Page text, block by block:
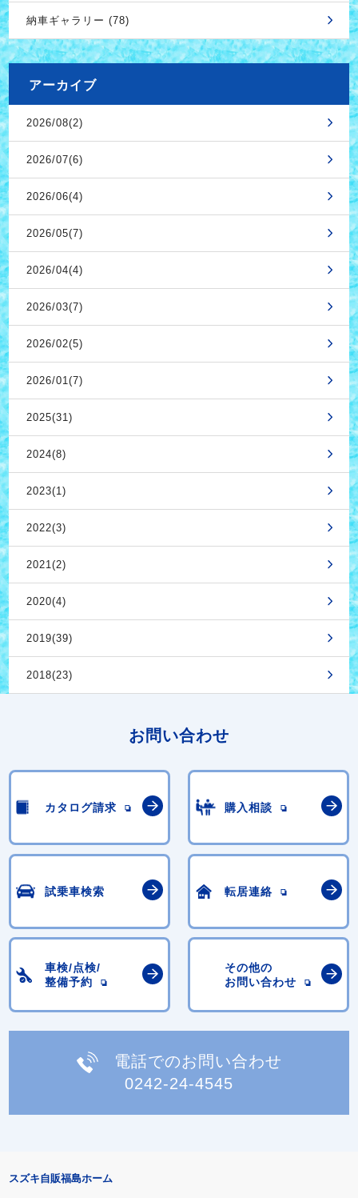
納車ギャラリー (78)
アーカイブ
2026/08(2)
2026/07(6)
2026/06(4)
2026/05(7)
2026/04(4)
2026/03(7)
2026/02(5)
2026/01(7)
2025(31)
2024(8)
2023(1)
2022(3)
2021(2)
2020(4)
2019(39)
2018(23)
お問い合わせ
カタログ請求 購入相談
試乗車検索 転居連絡
車検/点検/
整備予約
その他の
お問い合わせ
電話でのお問い合わせ
0242-24-4545
スズキ自販福島ホーム